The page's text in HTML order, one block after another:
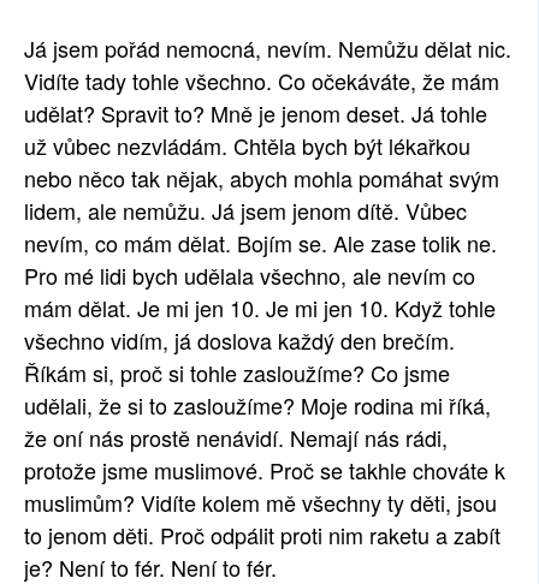
Já jsem pořád nemocná, nevím. Nemůžu dělat nic.
Vidíte tady tohle všechno. Co očekáváte, že mám
udělat? Spravit to? Mně je jenom deset. Já tohle
už vůbec nezvládám. Chtěla bych být lékařkou
nebo něco tak nějak, abych mohla pomáhat svým
lidem, ale nemůžu. Já jsem jenom dítě. Vůbec
nevím, co mám dělat. Bojím se. Ale zase tolik ne.
Pro mé lidi bych udělala všechno, ale nevím co
mám dělat. Je mi jen 10. Je mi jen 10. Když tohle
všechno vidím, já doslova každý den brečím.
Říkám si, proč si tohle zasloužíme? Co jsme
udělali, že si to zasloužíme? Moje rodina mi říká,
že oní nás prostě nenávidí. Nemají nás rádi,
protože jsme muslimové. Proč se takhle chováte k
muslimům? Vidíte kolem mě všechny ty děti, jsou
to jenom děti. Proč odpálit proti nim raketu a zabít
je? Není to fér. Není to fér.